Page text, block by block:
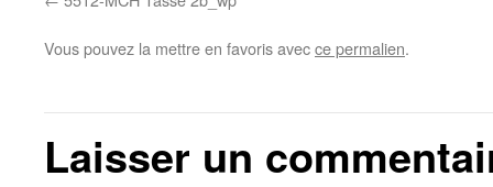
Vous pouvez la mettre en favoris avecce permalien.
Laisser un